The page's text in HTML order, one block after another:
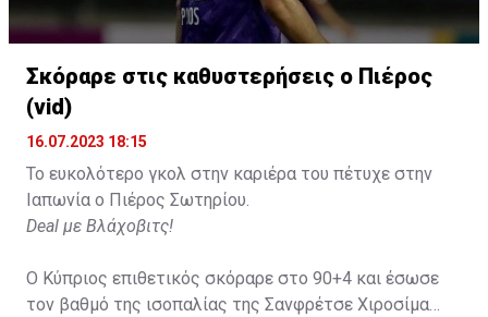
Σκόραρε στις καθυστερήσεις ο Πιέρος
(vid)
16.07.2023 18:15
Το ευκολότερο γκολ στην καριέρα του πέτυχε στην
Ιαπωνία ο Πιέρος Σωτηρίου.
Deal με Βλάχοβιτς!
Ο Κύπριος επιθετικός σκόραρε στο 90+4 και έσωσε
τον βαθμό της ισοπαλίας της Σανφρέτσε Χιροσίμα